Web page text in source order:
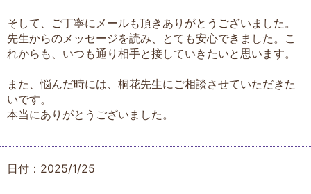
そして、ご丁寧にメールも頂きありがとうございました。
先生からのメッセージを読み、とても安心できました。こ
れからも、いつも通り相手と接していきたいと思います。
また、悩んだ時には、桐花先生にご相談させていただきた
いです。
本当にありがとうございました。
日付：2025/1/25